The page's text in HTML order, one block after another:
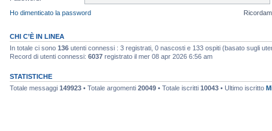
Ho dimenticato la password
CHI C’È IN LINEA
In totale ci sono 136 utenti connessi : 3 registrati, 0 nascosti e 133 ospiti (basato sugli
Record di utenti connessi: 6037 registrato il mer 08 apr 2026 6:56 am
STATISTICHE
Totale messaggi 149923 • Totale argomenti 20049 • Totale iscritti 10043 • Ultimo iscritto